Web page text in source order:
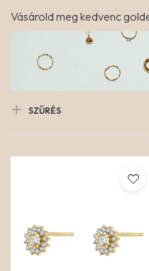
Vásárold meg kedvenc
SZŰRÉS